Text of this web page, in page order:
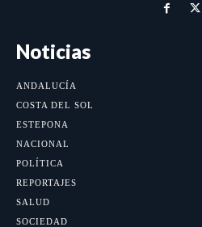
Noticias
ANDALUCÍA
COSTA DEL SOL
ESTEPONA
NACIONAL
POLÍTICA
REPORTAJES
SALUD
SOCIEDAD